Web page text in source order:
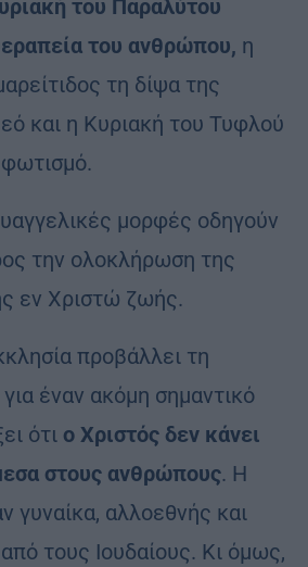
του Παραλύτου
του ανθρώπου, η
τη δίψα της
και η Κυριακή του Τυφλού
μορφές οδηγούν
την ολοκλήρωση της
εν Χριστώ ζωής.
προβάλλει τη
για έναν ακόμη σημαντικό
ότι ο Χριστός δεν κάνει
στους ανθρώπους. Η
γυναίκα, αλλοεθνής και
τους Ιουδαίους. Κι όμως,